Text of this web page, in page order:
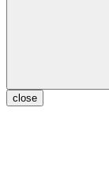
close